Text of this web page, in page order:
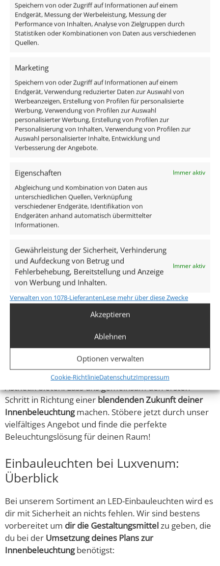
Speichern von oder Zugriff auf Informationen auf einem
Endgerät, Messung der Werbeleistung, Messung der
Performance von Inhalten, Analyse von Zielgruppen durch
Statistiken oder Kombinationen von Daten aus verschiedenen
Quellen.
Marketing
Speichern von oder Zugriff auf Informationen auf einem
Endgerät, Verwendung reduzierter Daten zur Auswahl von
Werbeanzeigen, Erstellung von Profilen für personalisierte
Werbung, Verwendung von Profilen zur Auswahl
personalisierter Werbung, Erstellung von Profilen zur
Personalisierung von Inhalten, Verwendung von Profilen zur
Auswahl personalisierter Inhalte, Entwicklung und
Verbesserung der Angebote.
Eigenschaften Immer aktiv
Abgleichung und Kombination von Daten aus
unterschiedlichen Quellen, Verknüpfung
verschiedener Endgeräte, Identifikation von
Endgeräten anhand automatisch übermittelter
Informationen.
Gewährleistung der Sicherheit, Verhinderung
und Aufdeckung von Betrug und
Fehlerbehebung, Bereitstellung und Anzeige
von Werbung und Inhalten.
Immer aktiv
Verwalten von 1078-LieferantenLese mehr über diese Zwecke
Akzeptieren
Ablehnen
Optionen verwalten
Cookie-RichtlinieDatenschutzImpressum
LED-Einbaustrahler GU10
statt 80W | 120° Milchglas
| 93 Cri | Aluminium |
weiß | rund
ab26,49€
inkl. MwSt. zzgl.Versandkosten
Lieferzeit:
1-3 Tage
70W Forma Aqua
anthrazites Aluminium
120° Milchglas rund 90
CRI
ab33,99
1 2 3 4 … 26 27
Einbauleuchten für den
Innenbereich: LED-Einbaustrahler
und mehr
Hier bei Luxvenum bieten wir eine breite Palette an
LED-Einbaustrahlern, Einbauspots und Leuchtmitteln
schaffen, in der du dich wohlfühlst. Unsere LED-
Leuchten sind so konzipiert, dass sie in jedem Raum –
Wohnzimmer, die Küche oder das Büro
eine perfekte Balance zwischen Beleuchtung und
Ästhetik bieten. Lass uns gemeinsam den ersten
Schritt in Richtung einer blendenden Zukunft deiner
Innenbeleuchtungmachen. Stöbere jetzt durch unser
vielfältiges Angebot und finde die perfekte
Beleuchtungslösung für deinen Raum!
Einbauleuchten bei Luxvenum:
Überblick
Bei unserem Sortiment an LED-Einbauleuchten wird es
dir mit Sicherheit an nichts fehlen. Wir sind bestens
vorbereitet um dir die Gestaltungsmittel zu geben, die
du bei der Umsetzung deines Plans zur
Innenbeleuchtungbenötigst: